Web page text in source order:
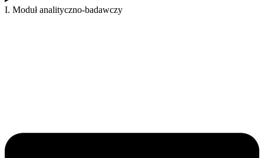
I. Moduł analityczno-badawczy